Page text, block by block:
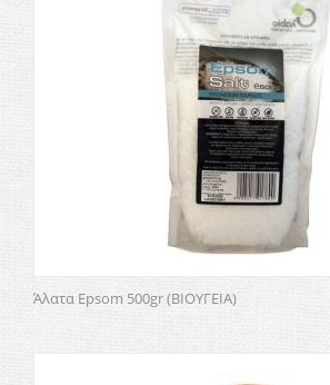
Άλατα Epsom 500gr (ΒΙΟΥΓΕΙΑ)